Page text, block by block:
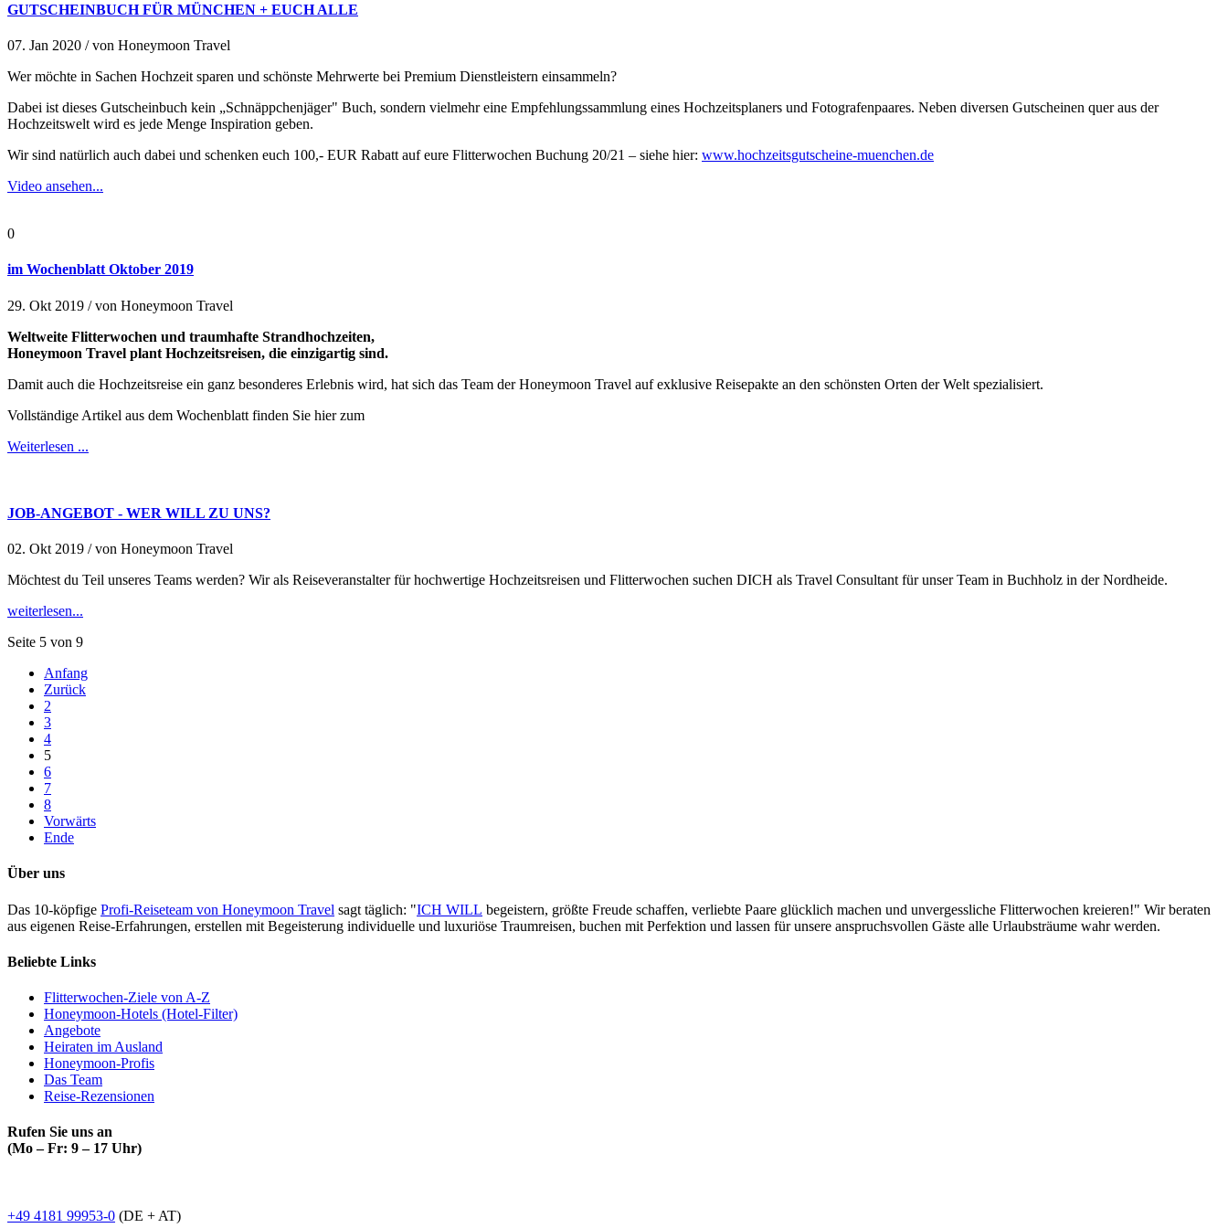
GUTSCHEINBUCH FÜR MÜNCHEN + EUCH ALLE
07. Jan 2020 / von Honeymoon Travel
Wer möchte in Sachen Hochzeit sparen und schönste Mehrwerte bei Premium Dienstleistern einsammeln?
Dabei ist dieses Gutscheinbuch kein „Schnäppchenjäger" Buch, sondern vielmehr eine Empfehlungssammlung eines Hochzeitsplaners und Fotografenpaares. Neben diversen Gutscheinen quer aus der
Hochzeitswelt wird es jede Menge Inspiration geben.
Wir sind natürlich auch dabei und schenken euch 100,- EUR Rabatt auf eure Flitterwochen Buchung 20/21 – siehe hier: www.hochzeitsgutscheine-muenchen.de
Video ansehen...
0
im Wochenblatt Oktober 2019
29. Okt 2019 / von Honeymoon Travel
Weltweite Flitterwochen und traumhafte Strandhochzeiten,
Honeymoon Travel plant Hochzeitsreisen, die einzigartig sind.
Damit auch die Hochzeitsreise ein ganz besonderes Erlebnis wird, hat sich das Team der Honeymoon Travel auf exklusive Reisepakte an den schönsten Orten der Welt spezialisiert.
Vollständige Artikel aus dem Wochenblatt finden Sie hier zum
Weiterlesen ...
JOB-ANGEBOT - WER WILL ZU UNS?
02. Okt 2019 / von Honeymoon Travel
Möchtest du Teil unseres Teams werden? Wir als Reiseveranstalter für hochwertige Hochzeitsreisen und Flitterwochen suchen DICH als Travel Consultant für unser Team in Buchholz in der Nordheide.
weiterlesen...
Seite 5 von 9
Anfang
Zurück
2
3
4
5
6
7
8
Vorwärts
Ende
Über uns
Das 10-köpfige Profi-Reiseteam von Honeymoon Travel sagt täglich: "ICH WILL begeistern, größte Freude schaffen, verliebte Paare glücklich machen und unvergessliche Flitterwochen kreieren!" Wir beraten
aus eigenen Reise-Erfahrungen, erstellen mit Begeisterung individuelle und luxuriöse Traumreisen, buchen mit Perfektion und lassen für unsere anspruchsvollen Gäste alle Urlaubsträume wahr werden.
Beliebte Links
Flitterwochen-Ziele von A-Z
Honeymoon-Hotels (Hotel-Filter)
Angebote
Heiraten im Ausland
Honeymoon-Profis
Das Team
Reise-Rezensionen
Rufen Sie uns an
(Mo – Fr: 9 – 17 Uhr)
+49 4181 99953-0 (DE + AT)